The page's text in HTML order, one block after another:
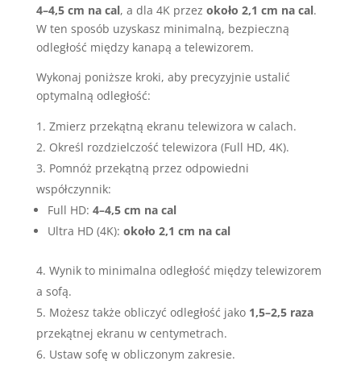
4–4,5 cm na cal, a dla 4K przez około 2,1 cm na cal.
W ten sposób uzyskasz minimalną, bezpieczną
odległość między kanapą a telewizorem.
Wykonaj poniższe kroki, aby precyzyjnie ustalić
optymalną odległość:
Zmierz przekątną ekranu telewizora w calach.
Określ rozdzielczość telewizora (Full HD, 4K).
Pomnóż przekątną przez odpowiedni
współczynnik:
Full HD: 4–4,5 cm na cal
Ultra HD (4K): około 2,1 cm na cal
Wynik to minimalna odległość między telewizorem
a sofą.
Możesz także obliczyć odległość jako 1,5–2,5 raza
przekątnej ekranu w centymetrach.
Ustaw sofę w obliczonym zakresie.